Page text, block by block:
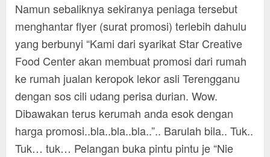
Namun sebaliknya sekiranya peniaga tersebut
menghantar flyer (surat promosi) terlebih dahulu
yang berbunyi “Kami dari syarikat Star Creative
Food Center akan membuat promosi dari rumah
ke rumah jualan keropok lekor asli Terengganu
dengan sos cili udang perisa durian. Wow.
Dibawakan terus kerumah anda esok dengan
harga promosi..bla..bla..bla..”.. Barulah bila.. Tuk..
Tuk… tuk… Pelangan buka pintu pintu je “Nie